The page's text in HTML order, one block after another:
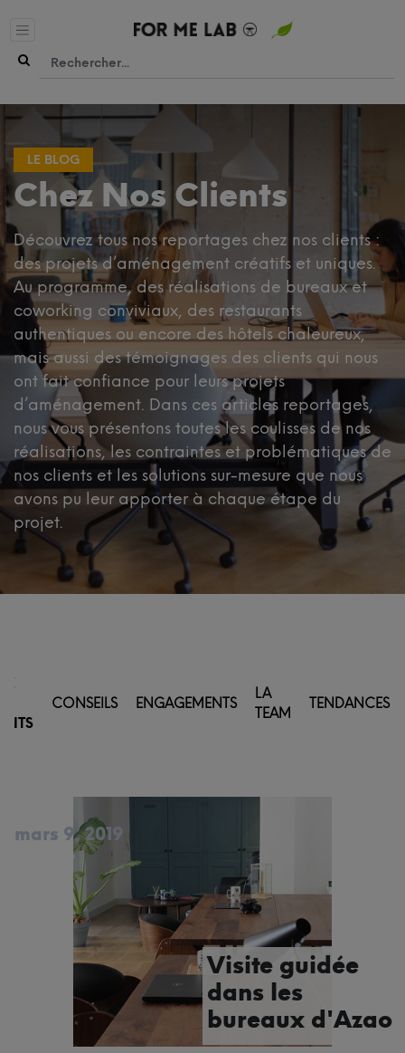
Chez Nos Clients
Découvrez tous nos reportages chez nos clients :
des projets d’aménagement créatifs et uniques.
Au programme, des réalisations de bureaux et
coworking conviviaux, des restaurants
authentiques ou encore des hôtels chaleureux,
mais aussi des témoignages des clients qui nous
ont fait confiance pour leurs projets
d’aménagement. Dans ces articles reportages,
nous vous présentons toutes les coulisses de nos
réalisations, les contraintes et problématiques de
nos clients et les solutions sur-mesure que nous
avons pu leur apporter à chaque étape du
projet.
CONSEILS ENGAGEMENTS
LA
TEAM
TENDANCES
Visite guidée
dans les
bureaux d'Azao
mars 9, 2019